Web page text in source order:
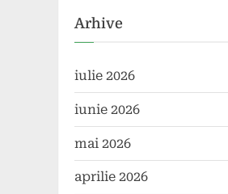
Arhive
iulie 2026
iunie 2026
mai 2026
aprilie 2026